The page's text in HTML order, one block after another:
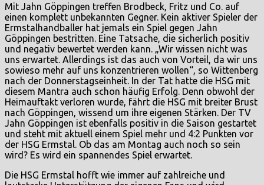
Mit Jahn Göppingen treffen Brodbeck, Fritz und Co. auf
einen komplett unbekannten Gegner. Kein aktiver Spieler der
Ermstalhandballer hat jemals ein Spiel gegen Jahn
Göppingen bestritten. Eine Tatsache, die sicherlich positiv
und negativ bewertet werden kann. „Wir wissen nicht was
uns erwartet. Allerdings ist das auch von Vorteil, da wir uns
sowieso mehr auf uns konzentrieren wollen“, so Wittenberg
nach der Donnerstagseinheit. In der Tat hatte die HSG mit
diesem Mantra auch schon häufig Erfolg. Denn obwohl der
Heimauftakt verloren wurde, fährt die HSG mit breiter Brust
nach Göppingen, wissend um ihre eigenen Stärken. Der TV
Jahn Göppingen ist ebenfalls positiv in die Saison gestartet
und steht mit aktuell einem Spiel mehr und 4:2 Punkten vor
der HSG Ermstal. Ob das am Montag auch noch so sein
wird? Es wird ein spannendes Spiel erwartet.
Die HSG Ermstal hofft wie immer auf zahlreiche und